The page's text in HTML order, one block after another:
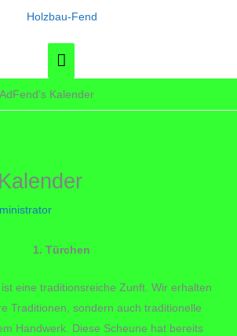
Hauptmenü
AdFend’s Kalender
1. Türchen
eine traditionsreiche Zunft. Wir erhalten
Traditionen, sondern auch traditionelle
Handwerk. Diese Scheune hat bereits